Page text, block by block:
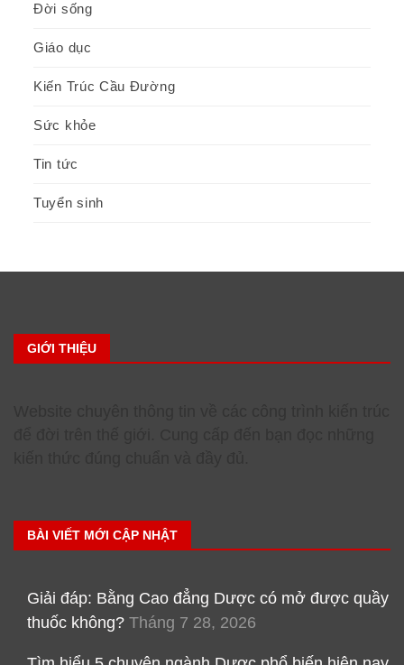
Đời sống
Giáo dục
Kiến Trúc Cầu Đường
Sức khỏe
Tin tức
Tuyển sinh
GIỚI THIỆU
BÀI VIẾT MỚI CẬP NHẬT
Giải đáp: Bằng Cao đẳng Dược có mở được quầy
thuốc không? Tháng 7 28, 2026